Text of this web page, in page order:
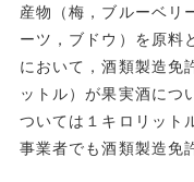
産物（梅，ブルーベリ
ーツ，ブドウ）を原料
において，酒類製造免
ットル）が果実酒につ
ついては１キロリット
事業者でも酒類製造免